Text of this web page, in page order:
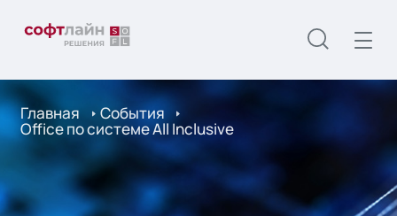
Главная События
Office по системе All Inclusive